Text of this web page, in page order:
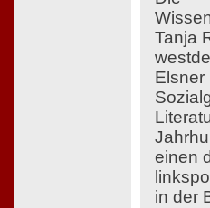
Tanja
Elsner
einen
in der